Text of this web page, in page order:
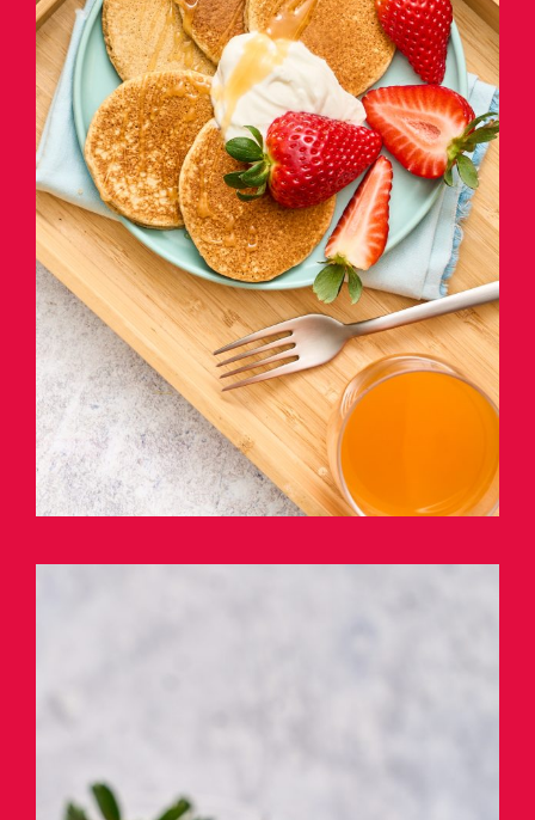
Pancake di avena con fragole
fresche, yogurt greco e miele
Scopri la Ricetta